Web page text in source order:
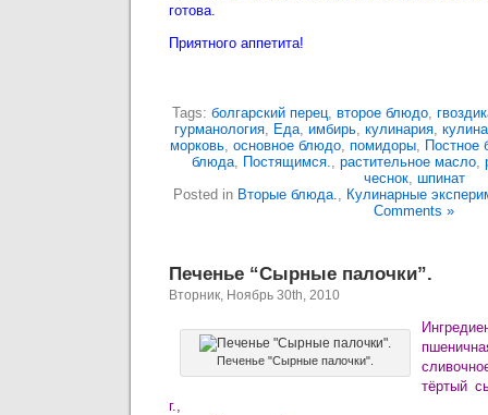
готова.
Приятного аппетита!
Tags: болгарский перец, второе блюдо,
гурманология, Еда, имбирь, кулинария,
морковь, основное блюдо, помидоры, Постное
блюда, Постящимся., растительное масло,
чеснок, шпинат
Posted in Вторые блюда., Кулинарные
Comments »
Печенье “Сырные палочки”.
Вторник, Ноябрь 30th, 2010
Печенье "Сырные палочки".
тёртый
г.,